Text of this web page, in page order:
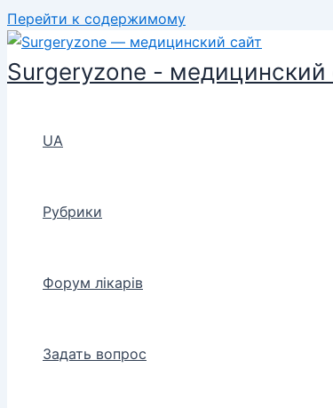
Перейти к содержимому
Surgeryzone - медицинский
UA
Рубрики
Форум лікарів
Задать вопрос